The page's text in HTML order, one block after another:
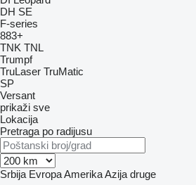
DH SE
F-series
883+
TNK TNL
Trumpf
TruLaser TruMatic
SP
Versant
prikaži sve
Lokacija
Pretraga po radijusu
Srbija EvropaAmerikaAzija druge